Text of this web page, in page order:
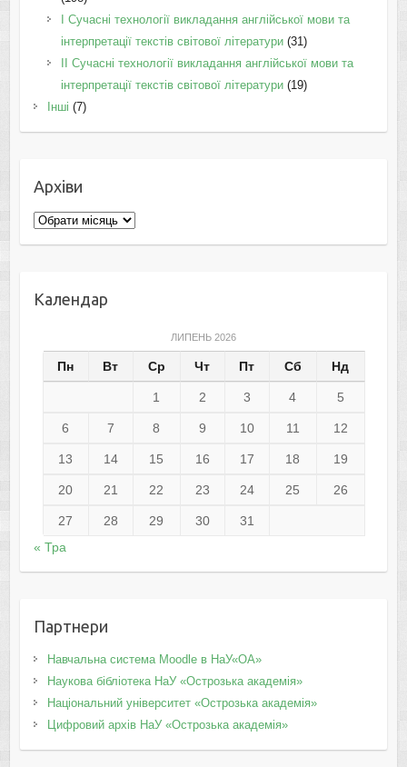
I Cучасні технології викладання англійської мови та
інтерпретації текстів світової літератури(31)
II Cучасні технології викладання англійської мови та
інтерпретації текстів світової літератури(19)
Інші (7)
Архіви
Архіви
Календар
ЛИПЕНЬ 2026
Пн Вт Ср Чт Пт Сб Нд
1 2 3 4 5
6 7 8 9 10 11 12
13 14 15 16 17 18 19
20 21 22 23 24 25 26
27 28 29 30
31
« Тра
Партнери
Навчальна система Moodle в НаУ«ОА»
Наукова бібліотека НаУ «Острозька академія»
Національний університет «Острозька академія»
Цифровий архів НаУ «Острозька академія»